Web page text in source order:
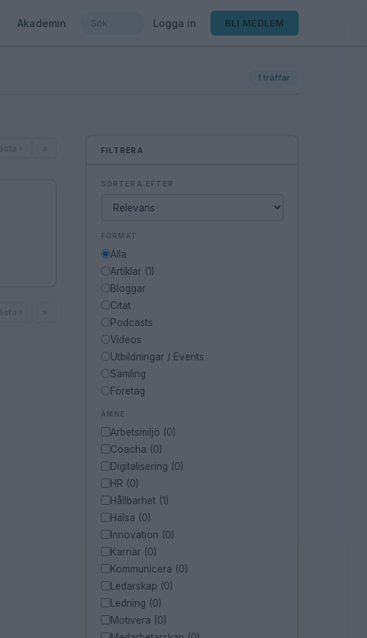
Akademin Logga in BLI MEDLEM
1 träffar
FILTRERA
SORTERA EFTER
FORMAT
Alla
Artiklar (1)
Bloggar
Citat
Podcasts
Videos
Utbildningar / Events
Samling
Företag
ÄMNE
Arbetsmiljö (0)
Coacha (0)
Digitalisering (0)
HR (0)
Hållbarhet (1)
Hälsa (0)
Innovation (0)
Karriär (0)
Kommunicera (0)
Ledarskap (0)
Ledning (0)
Motivera (0)